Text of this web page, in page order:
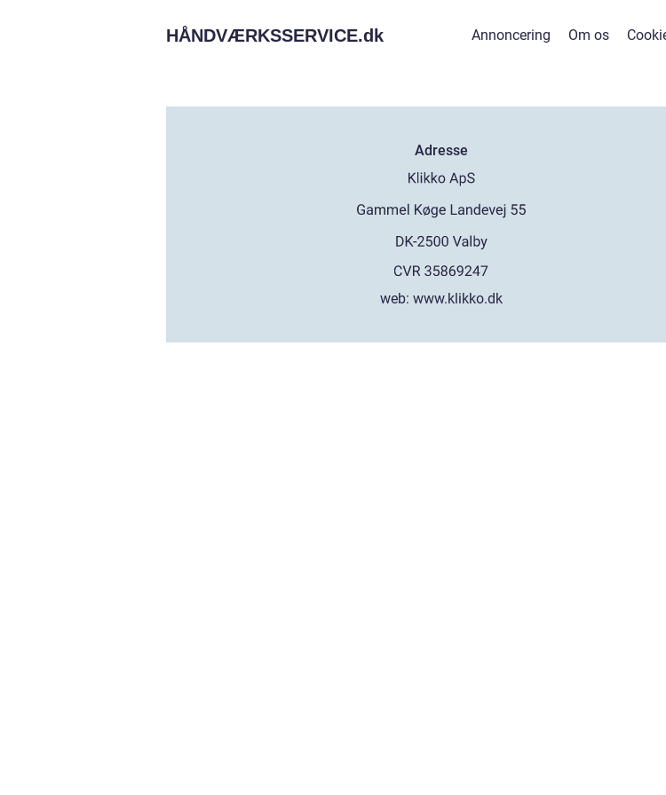
HÅNDVÆRKSSERVICE.dk Annoncering Om os
Adresse
web:www.klikko.dk